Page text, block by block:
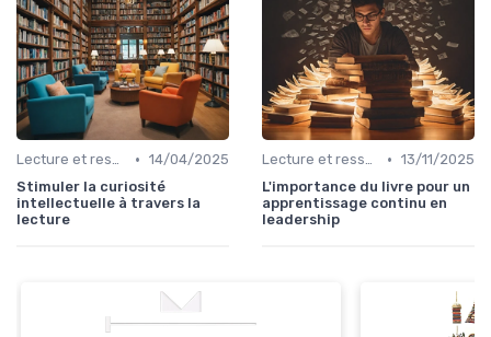
Lecture et ressources pour leaders • 14/04/2025
Stimuler la curiosité
intellectuelle à travers la
lecture
Lecture et ressources pour leaders • 13/11/2025
L'importance du livre pour un
apprentissage continu en
leadership